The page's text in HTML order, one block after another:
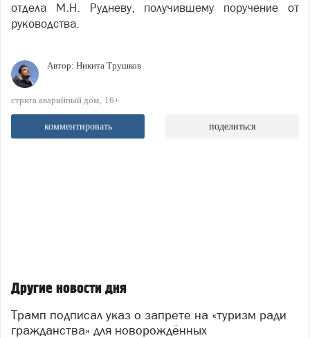
отдела М.Н. Рудневу, получившему поручение от
руководства.
Автор: Никита Трушков
стрига аварийный дом 16+
комментировать поделиться
Другие новости дня
Трамп подписал указ о запрете на «туризм ради
гражданства» для новорождённых